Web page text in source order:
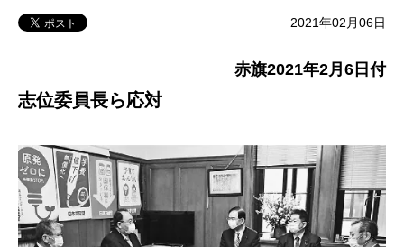
2021年02月06日
赤旗2021年2月6日付
志位委員長ら応対